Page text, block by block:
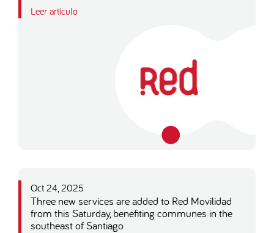
Leer artículo
Oct 24, 2025
Three new services are added to Red Movilidad
from this Saturday, benefiting communes in the
southeast of Santiago